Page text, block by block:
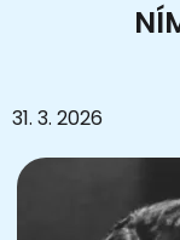
31. 3. 2026